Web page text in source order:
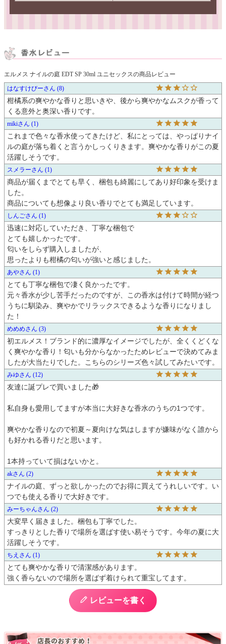
エルメス ナイルの庭 EDT SP 30ml ユニセックスの商品レビュー
はなすけびー
8
柑橘系の爽やかな香りと思いきや、後から爽やかなムスクが香って
くる意外と奥深い香りです。
miki 1
これまで色々な香水使ってきたけど、私にとっては、やっぱりナイ
ルの庭が落ち着くと言うかしっくりきます。爽やかな香りがこの夏
活躍しそうです。
スメラー 1
商品が届くまでとても早く、梱包も綺麗にしてあり好印象を受けま
した。
商品についても想像より良い香りでとても満足しています。
しんご 1
迅速に対応していただき、丁寧な梱包で
とても嬉しかったです。
匂いをしらず購入しましたが、
あや 1
とても丁寧な梱包で凄く良かったです。
元々香水が少し苦手だったのですが、この香水は付けて時間が経つ
うちに馴染み、爽やかでリラックスできるような香りになりまし
た！
めめめ 3
初エルメス！ブランド的に濃厚なイメージでしたが、全くくどくな
く爽やかな香り！匂いも分からなかったためレビューで決めてみま
したが大当たりでした。こちらのシリーズ色々試してみたいです。
みゆ 12
友達に誕プレで買いました🎁
私自身も愛用してますが本当に大好きな香水のうちの1つです。
爽やかな香りなので初夏～夏向けな気はしますが嫌味がなく誰から
も好かれる香りだと思います。
1本持っていて損はないかと。
ak 2
ナイルの庭、ずっと欲しかったのでお得に買えてうれしいです。い
つでも使える香りで大好きです。
みーちゃん 2
大変早く届きました。梱包も丁寧でした。
すっきりとした香りで場所を選ばす使い易そうです。今年の夏に大
活躍しそうです。
ちえ 1
とても爽やかな香りで清潔感があります。
強く香らないので場所を選ばず着けられて重宝してます。
レビューを書く